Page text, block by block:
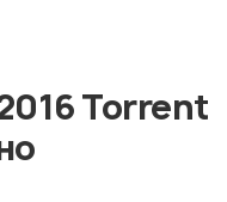
Torrent